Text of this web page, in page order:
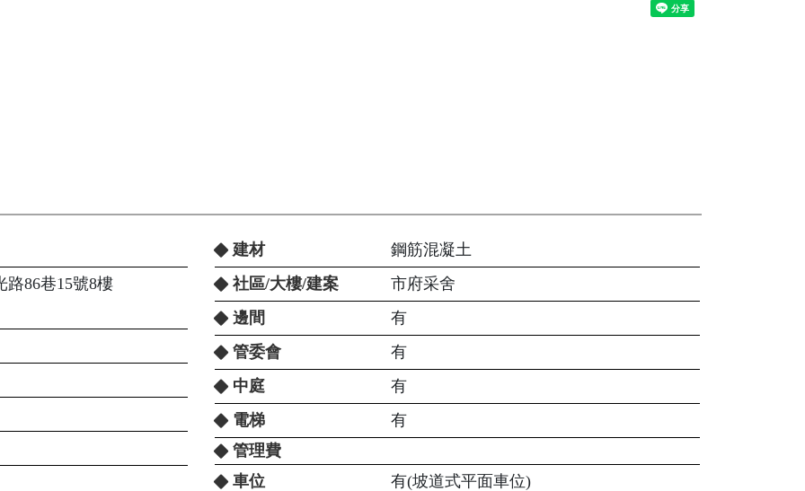
路86巷15號8樓
建材
鋼筋混凝土
社區/大樓/建案
市府采舍
邊間
有
管委會
有
中庭
有
電梯
有
管理費
車位
有(坡道式平面車位)